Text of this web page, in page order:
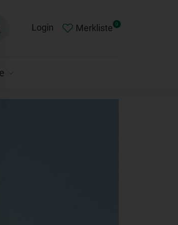
Login Merkliste 0
Button wird der Dialog geschlossen. Seine Funktionalität ist